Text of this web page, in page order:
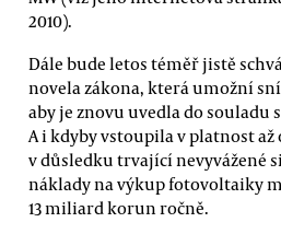
2010).
Dále bude letos téměř jistě
novela zákona, která umožní
aby je znovu uvedla do souladu
A i kdyby vstoupila v platnost až
v důsledku trvající nevyvážené
náklady na výkup fotovoltaiky
13 miliard korun ročně.